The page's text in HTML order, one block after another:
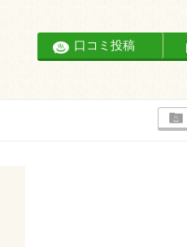
口コミ投稿